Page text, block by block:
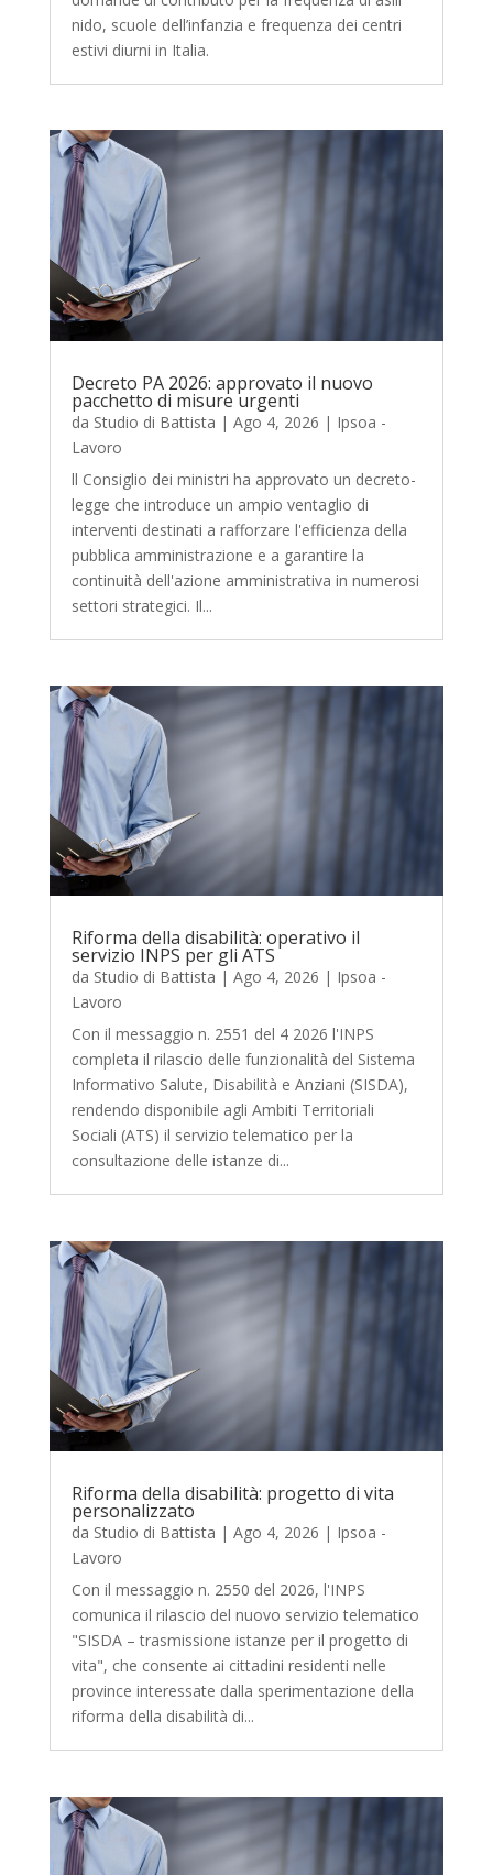
nido, scuole dell’infanzia e frequenza dei centri
estivi diurni in Italia.
Decreto PA 2026: approvato il nuovo
pacchetto di misure urgenti
da Studio di Battista | Ago 4, 2026 | Ipsoa -
Lavoro
ll Consiglio dei ministri ha approvato un decreto-
legge che introduce un ampio ventaglio di
interventi destinati a rafforzare l'efficienza della
pubblica amministrazione e a garantire la
continuità dell'azione amministrativa in numerosi
settori strategici. Il...
Riforma della disabilità: operativo il
servizio INPS per gli ATS
da Studio di Battista | Ago 4, 2026 | Ipsoa -
Lavoro
Con il messaggio n. 2551 del 4 2026 l'INPS
completa il rilascio delle funzionalità del Sistema
Informativo Salute, Disabilità e Anziani (SISDA),
rendendo disponibile agli Ambiti Territoriali
Sociali (ATS) il servizio telematico per la
consultazione delle istanze di...
Riforma della disabilità: progetto di vita
personalizzato
da Studio di Battista | Ago 4, 2026 | Ipsoa -
Lavoro
Con il messaggio n. 2550 del 2026, l'INPS
comunica il rilascio del nuovo servizio telematico
"SISDA – trasmissione istanze per il progetto di
vita", che consente ai cittadini residenti nelle
province interessate dalla sperimentazione della
riforma della disabilità di...